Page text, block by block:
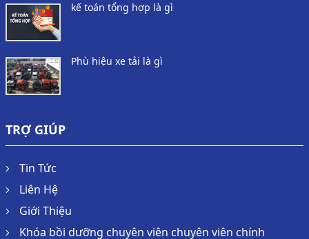
kế toán tổng hợp là gì
Phù hiệu xe tải là gì
TRỢ GIÚP
Tin Tức
Liên Hệ
Giới Thiệu
Khóa bồi dưỡng chuyên viên chuyên viên chính